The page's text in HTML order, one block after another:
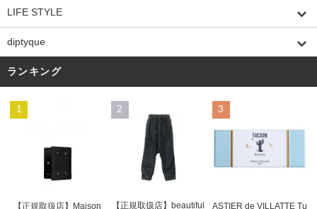
LIFE STYLE
diptyque
ランキング
1
【正規取扱店】Maison
2
【正規取扱店】beautiful
3
ASTIER de VILLATTE Tu